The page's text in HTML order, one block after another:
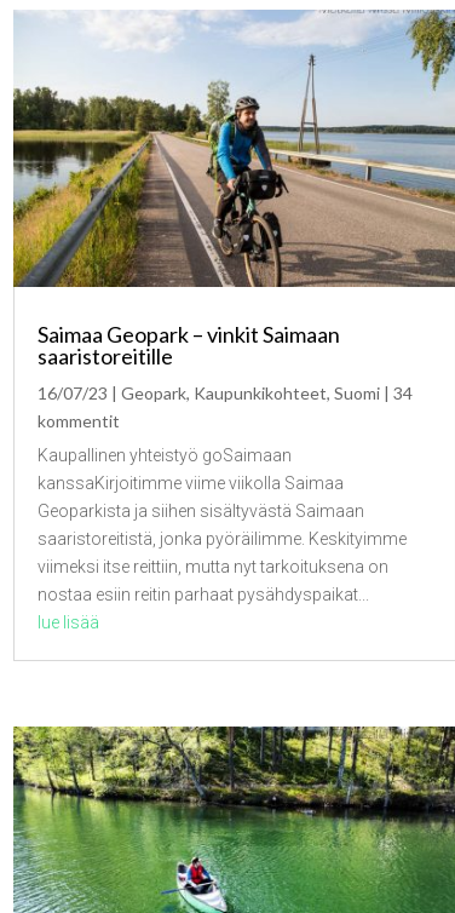
Saimaa Geopark – vinkit Saimaan
saaristoreitille
16/07/23 | Geopark, Kaupunkikohteet, Suomi| 34
kommentit
Kaupallinen yhteistyö goSaimaan
kanssaKirjoitimme viime viikolla Saimaa
Geoparkista ja siihen sisältyvästä Saimaan
saaristoreitistä, jonka pyöräilimme. Keskityimme
viimeksi itse reittiin, mutta nyt tarkoituksena on
nostaa esiin reitin parhaat pysähdyspaikat...
lue lisää